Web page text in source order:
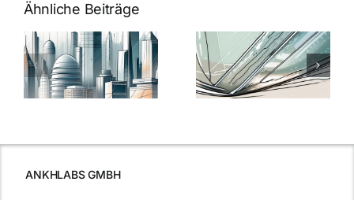
Ähnliche Beiträge
5 Gründe,
warum
Nanoversiegelung
auf Glas
7
Expertentipps
für maximale
ANKHLABS GMBH